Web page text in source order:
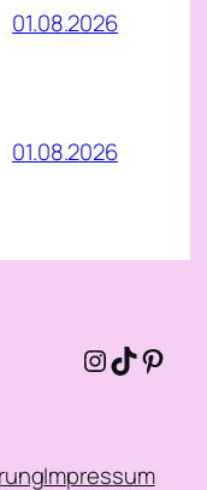
01.08.2026
01.08.2026
Instagram
TikTok
Impressum